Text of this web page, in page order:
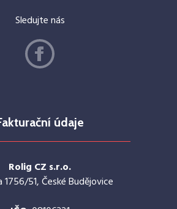
Sledujte nás
údaje
Rolig CZ s.r.o.
1756/51, České Budějovice